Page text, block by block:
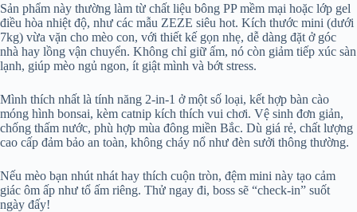
Sản phẩm này thường làm từ chất liệu bông PP mềm mại hoặc lớp gel
điều hòa nhiệt độ, như các mẫu ZEZE siêu hot. Kích thước mini (dưới
7kg) vừa vặn cho mèo con, với thiết kế gọn nhẹ, dễ dàng đặt ở góc
nhà hay lồng vận chuyển. Không chỉ giữ ấm, nó còn giảm tiếp xúc sàn
lạnh, giúp mèo ngủ ngon, ít giật mình và bớt stress.
Mình thích nhất là tính năng 2-in-1 ở một số loại, kết hợp bàn cào
móng hình bonsai, kèm catnip kích thích vui chơi. Vệ sinh đơn giản,
chống thấm nước, phù hợp mùa đông miền Bắc. Dù giá rẻ, chất lượng
cao cấp đảm bảo an toàn, không cháy nổ như đèn sưởi thông thường.
Nếu mèo bạn nhút nhát hay thích cuộn tròn, đệm mini này tạo cảm
giác ôm ấp như tổ ấm riêng. Thử ngay đi, boss sẽ “check-in” suốt
ngày đấy!